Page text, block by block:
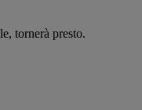
tornerà presto.